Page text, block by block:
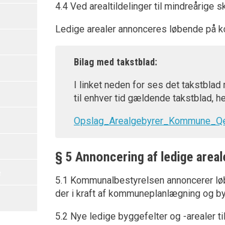
4.4 Ved arealtildelinger til mindreårige
Ledige arealer annonceres løbende på
Bilag med takstblad:
I linket neden for ses det takstblad
til enhver tid gældende takstblad,
§ 5 Annoncering af ledige
5.1 Kommunalbestyrelsen annoncerer
der i kraft af kommuneplanlægning og
5.2 Nye ledige byggefelter og -arealer